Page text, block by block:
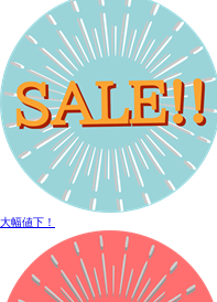
大幅値下！